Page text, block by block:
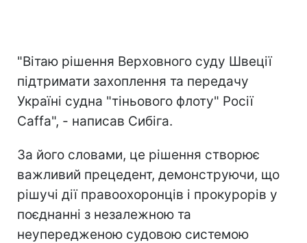
"Вітаю рішення Верховного суду Швеції
підтримати захоплення та передачу
Україні судна "тіньового флоту" Росії
Caffa", - написав Сибіга.
За його словами, це рішення створює
важливий прецедент, демонструючи, що
рішучі дії правоохоронців і прокурорів у
поєднанні з незалежною та
неупередженою судовою системою